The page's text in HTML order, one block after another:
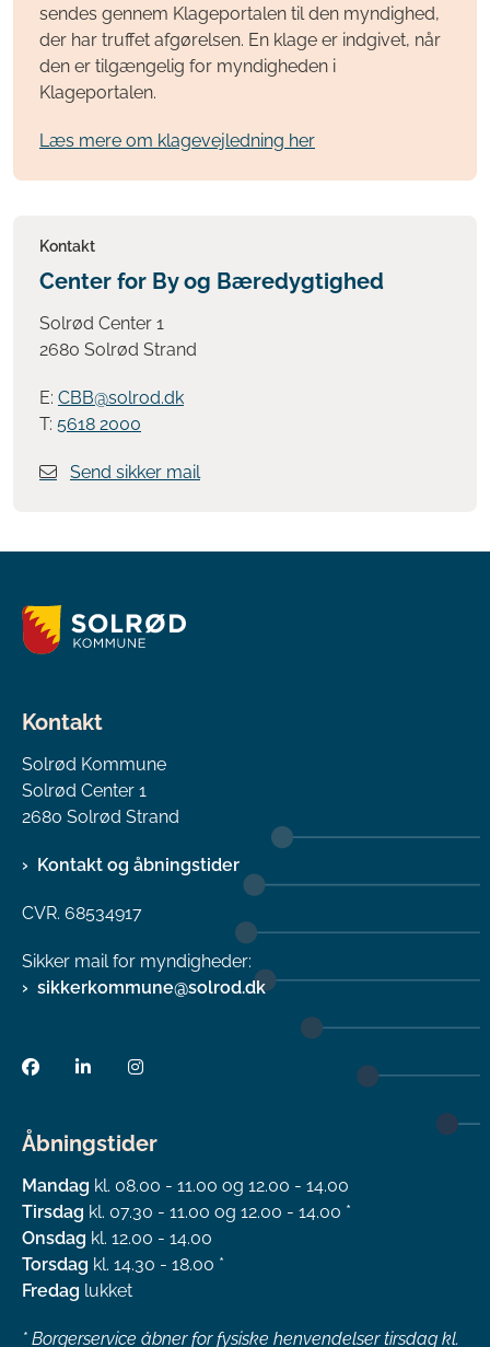
sendes gennem Klageportalen til den myndighed,
der har truffet afgørelsen. En klage er indgivet, når
den er tilgængelig for myndigheden i
Klageportalen.
Læs mere om klagevejledning her
Kontakt
Center for By og Bæredygtighed
Solrød Center 1
2680 Solrød Strand
E: CBB@solrod.dk
T: 5618 2000
Send sikker mail
Kontakt
Solrød Kommune
Solrød Center 1
2680 Solrød Strand
Kontakt og åbningstider
CVR. 68534917
Sikker mail for myndigheder:
sikkerkommune@solrod.dk
Åbningstider
Mandag kl. 08.00 - 11.00 og 12.00 - 14.00
Tirsdag kl. 07.30 - 11.00 og 12.00 - 14.00 *
Onsdag kl. 12.00 - 14.00
Torsdag kl. 14.30 - 18.00 *
Fredag lukket
* Borgerservice åbner for fysiske henvendelser tirsdag kl.